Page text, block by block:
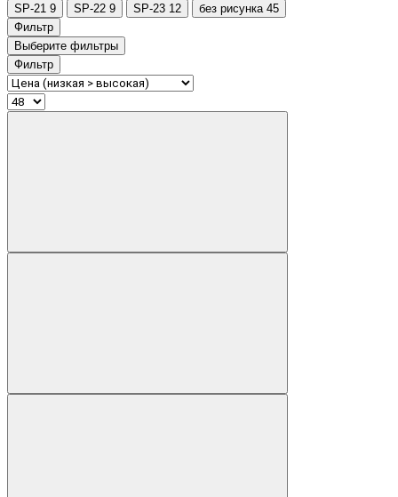
SP-21 9 SP-22 9 SP-23 12 без рисунка 45
Фильтр
Выберите фильтры
Фильтр